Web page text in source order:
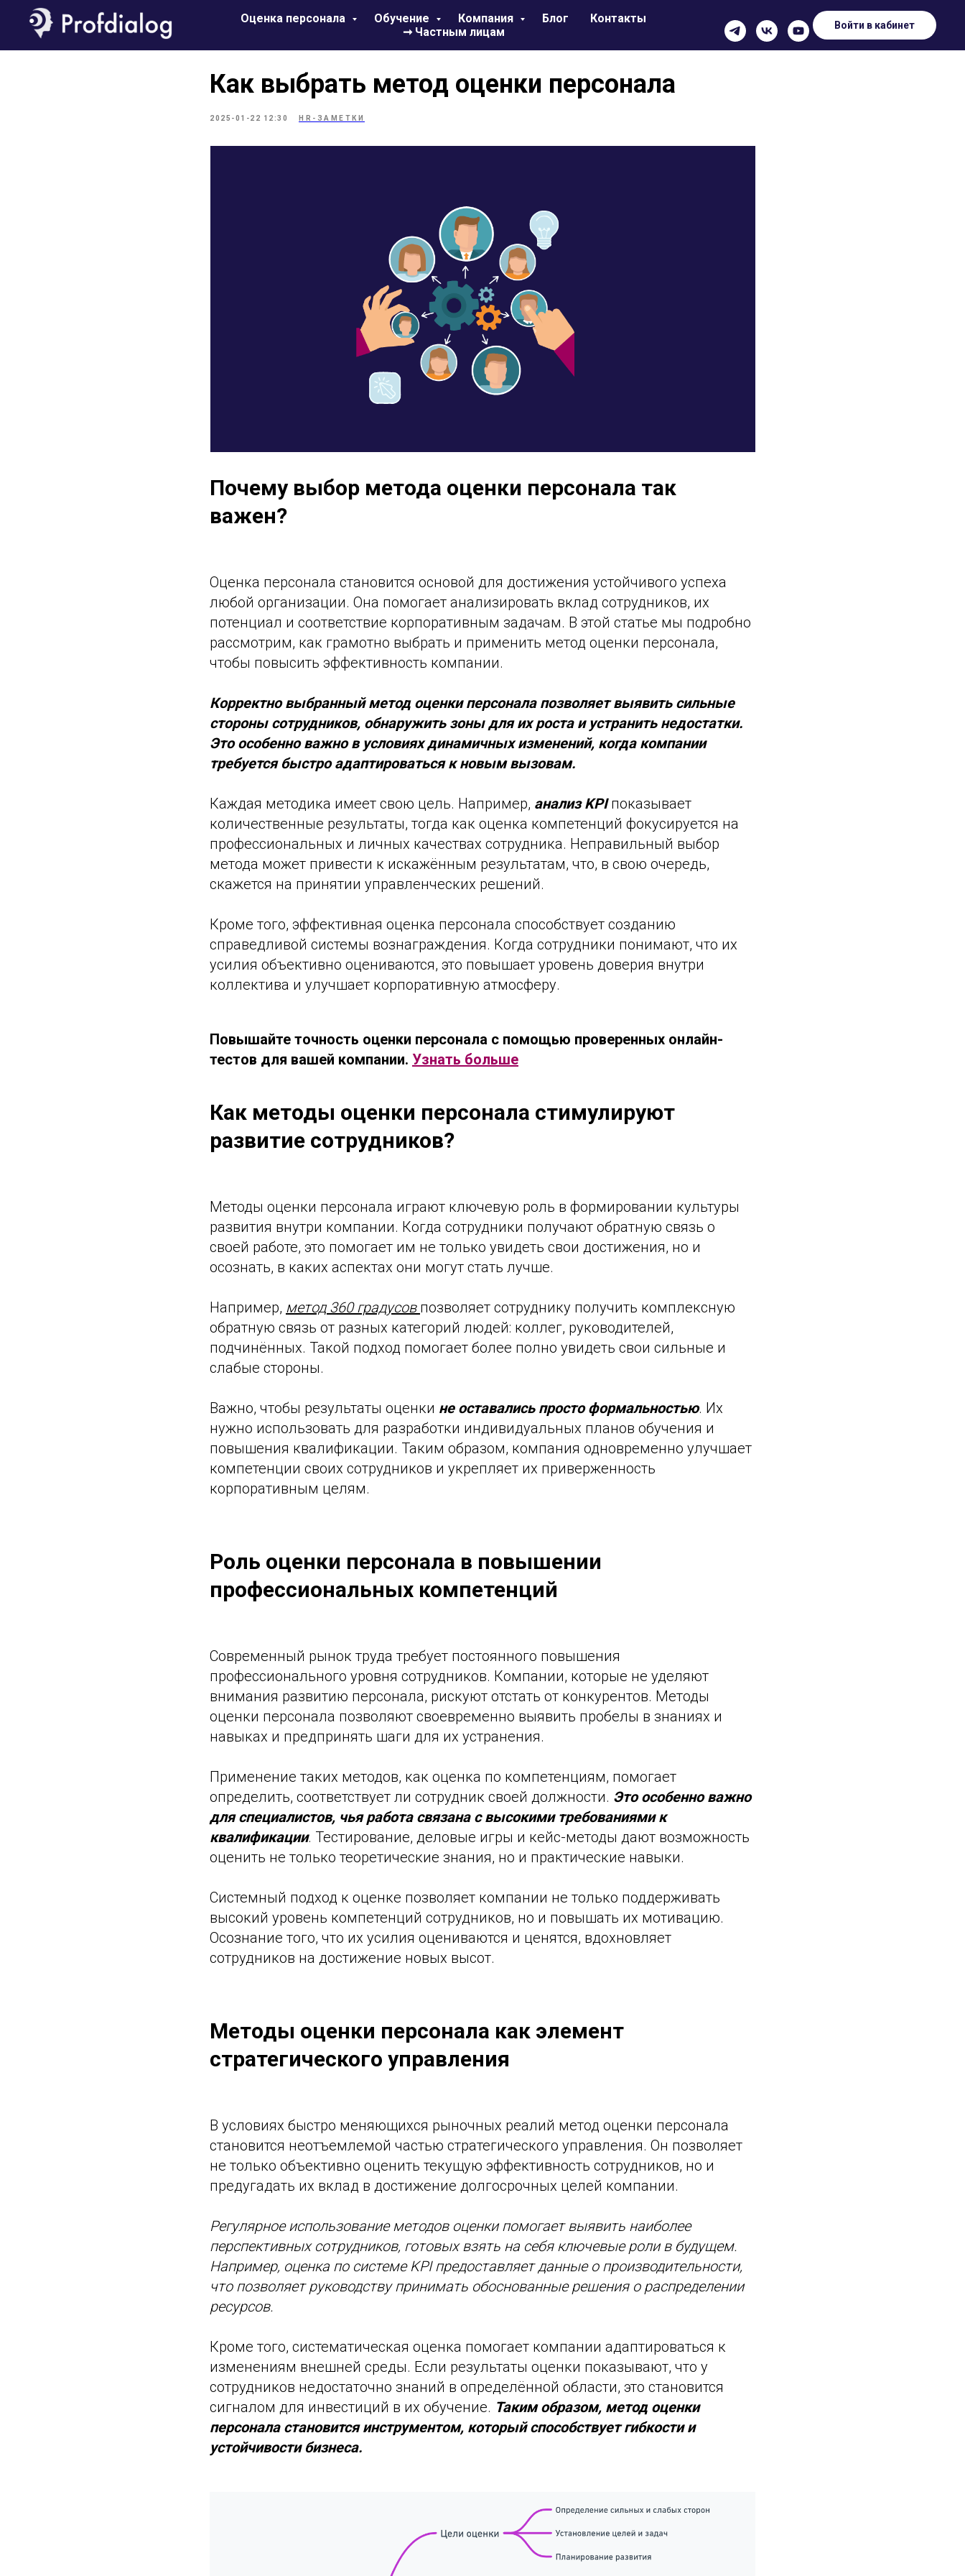
Оценка персонала Обучение Компания Блог
Контакты
➞ Частным лицам
Войти в кабинет
Как выбрать метод оценки персонала
2025-01-22 12:30 HR-ЗАМЕТКИ
Почему выбор метода оценки персонала так
важен?
Оценка персонала становится основой для достижения устойчивого успеха
любой организации. Она помогает анализировать вклад сотрудников, их
потенциал и соответствие корпоративным задачам. В этой статье мы подробно
рассмотрим, как грамотно выбрать и применить метод оценки персонала,
чтобы повысить эффективность компании.
Корректно выбранный метод оценки персонала позволяет выявить сильные
стороны сотрудников, обнаружить зоны для их роста и устранить недостатки.
Это особенно важно в условиях динамичных изменений, когда компании
требуется быстро адаптироваться к новым вызовам.
Каждая методика имеет свою цель. Например, анализ KPIпоказывает
количественные результаты, тогда как оценка компетенций фокусируется на
профессиональных и личных качествах сотрудника. Неправильный выбор
метода может привести к искажённым результатам, что, в свою очередь,
скажется на принятии управленческих решений.
Кроме того, эффективная оценка персонала способствует созданию
справедливой системы вознаграждения. Когда сотрудники понимают, что их
усилия объективно оцениваются, это повышает уровень доверия внутри
коллектива и улучшает корпоративную атмосферу.
Повышайте точность оценки персонала с помощью проверенных онлайн-
тестов для вашей компании. Узнать больше
Как методы оценки персонала стимулируют
развитие сотрудников?
Методы оценки персонала играют ключевую роль в формировании культуры
развития внутри компании. Когда сотрудники получают обратную связь о
своей работе, это помогает им не только увидеть свои достижения, но и
осознать, в каких аспектах они могут стать лучше.
Например, метод 360 градусов позволяет сотруднику получить комплексную
обратную связь от разных категорий людей: коллег, руководителей,
подчинённых. Такой подход помогает более полно увидеть свои сильные и
слабые стороны.
Важно, чтобы результаты оценки не оставались просто формальностью. Их
нужно использовать для разработки индивидуальных планов обучения и
повышения квалификации. Таким образом, компания одновременно улучшает
компетенции своих сотрудников и укрепляет их приверженность
корпоративным целям.
Роль оценки персонала в повышении
профессиональных компетенций
Современный рынок труда требует постоянного повышения
профессионального уровня сотрудников. Компании, которые не уделяют
внимания развитию персонала, рискуют отстать от конкурентов. Методы
оценки персонала позволяют своевременно выявить пробелы в знаниях и
навыках и предпринять шаги для их устранения.
Применение таких методов, как оценка по компетенциям, помогает
определить, соответствует ли сотрудник своей должности. Это особенно важно
для специалистов, чья работа связана с высокими требованиями к
квалификации. Тестирование, деловые игры и кейс-методы дают возможность
оценить не только теоретические знания, но и практические навыки.
Системный подход к оценке позволяет компании не только поддерживать
высокий уровень компетенций сотрудников, но и повышать их мотивацию.
Осознание того, что их усилия оцениваются и ценятся, вдохновляет
сотрудников на достижение новых высот.
Методы оценки персонала как элемент
стратегического управления
В условиях быстро меняющихся рыночных реалий метод оценки персонала
становится неотъемлемой частью стратегического управления. Он позволяет
не только объективно оценить текущую эффективность сотрудников, но и
предугадать их вклад в достижение долгосрочных целей компании.
Регулярное использование методов оценки помогает выявить наиболее
перспективных сотрудников, готовых взять на себя ключевые роли в будущем.
Например, оценка по системе KPI предоставляет данные о производительности,
что позволяет руководству принимать обоснованные решения о распределении
ресурсов.
Кроме того, систематическая оценка помогает компании адаптироваться к
изменениям внешней среды. Если результаты оценки показывают, что у
сотрудников недостаточно знаний в определённой области, это становится
сигналом для инвестиций в их обучение. Таким образом, метод оценки
персонала становится инструментом, который способствует гибкости и
устойчивости бизнеса.